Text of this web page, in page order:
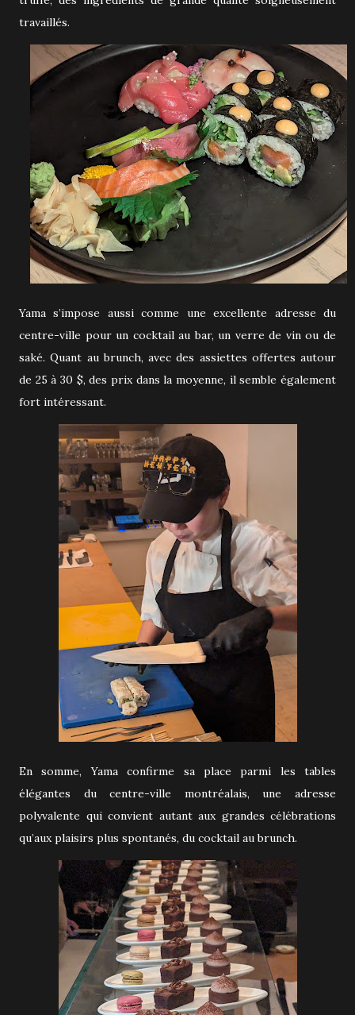
travaillés.
Yama s’impose aussi comme une excellente adresse du
centre-ville pour un cocktail au bar, un verre de vin ou de
saké. Quant au brunch, avec des assiettes offertes autour
de 25 à 30 $, des prix dans la moyenne, il semble également
fort intéressant.
En somme, Yama confirme sa place parmi les tables
élégantes du centre-ville montréalais, une adresse
polyvalente qui convient autant aux grandes célébrations
qu’aux plaisirs plus spontanés, du cocktail au brunch.